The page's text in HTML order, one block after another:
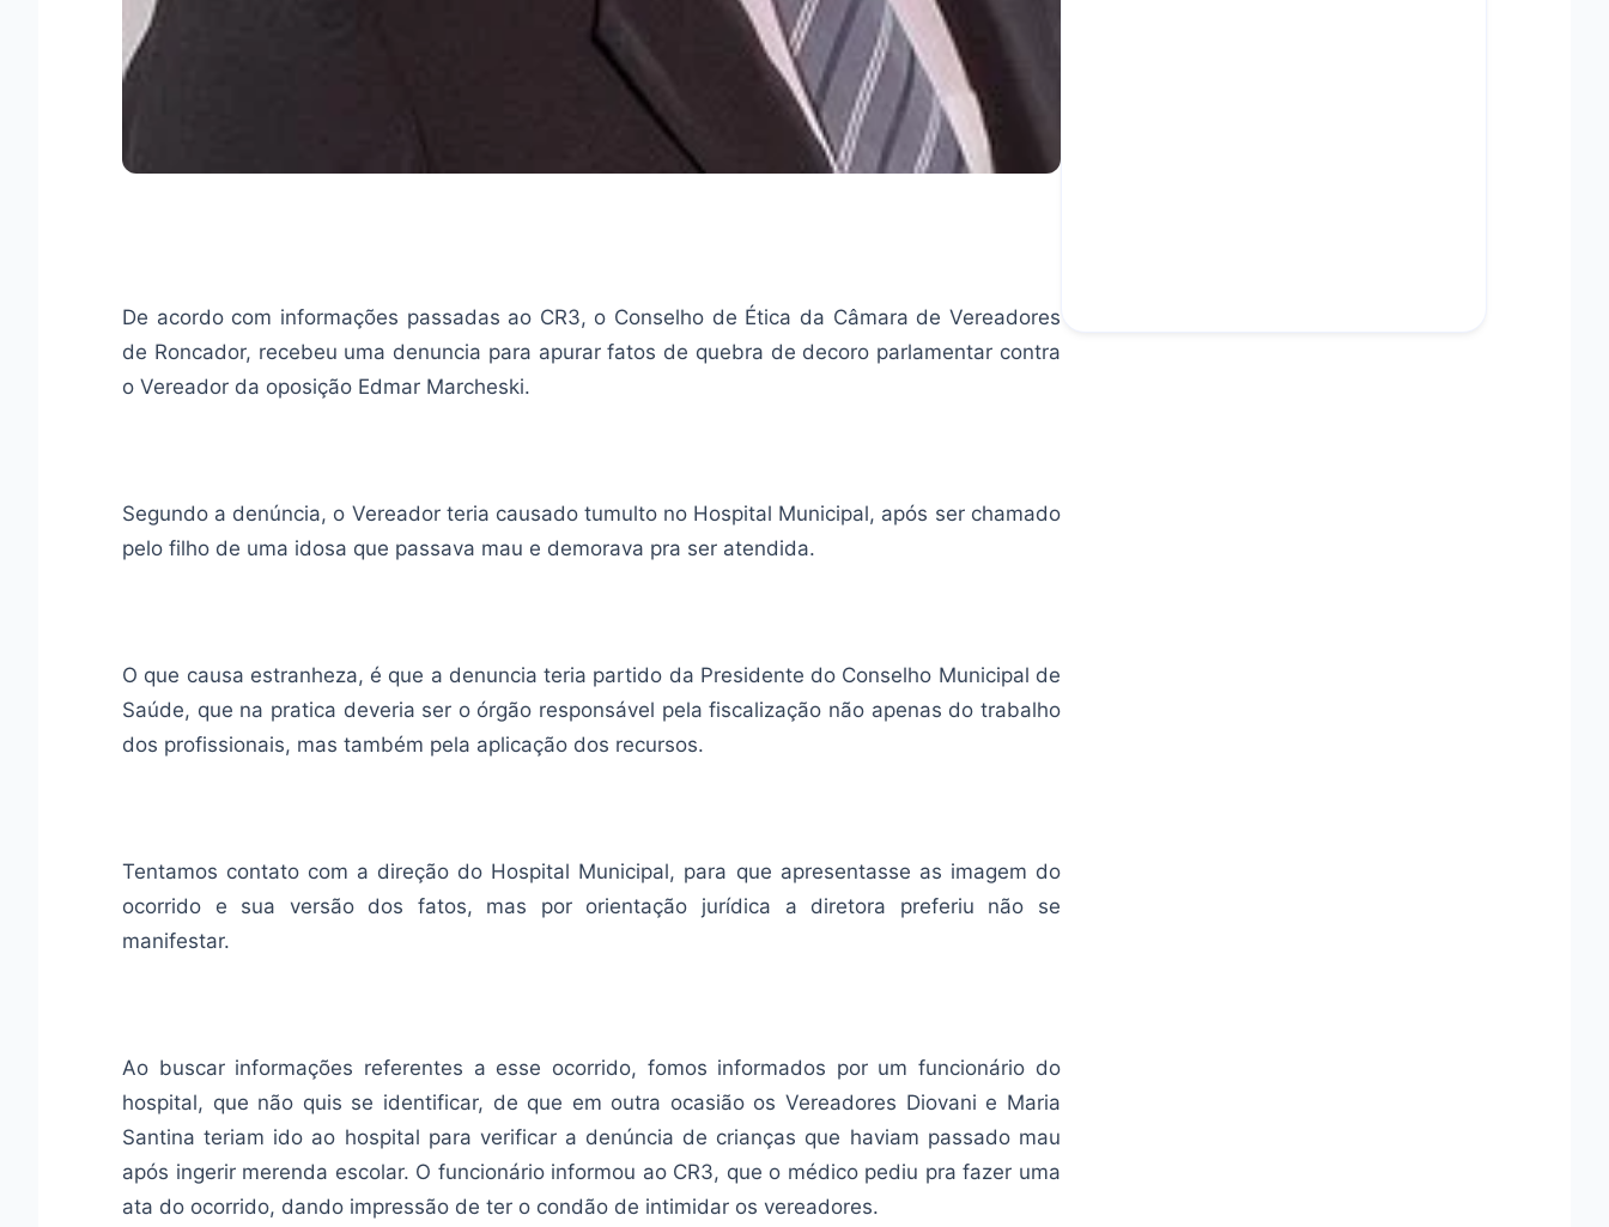
De acordo com informações passadas ao CR3, o Conselho de Ética da Câmara de Vereadores
de Roncador, recebeu uma denuncia para apurar fatos de quebra de decoro parlamentar contra
o Vereador da oposição Edmar Marcheski.
Segundo a denúncia, o Vereador teria causado tumulto no Hospital Municipal, após ser chamado
pelo filho de uma idosa que passava mau e demorava pra ser atendida.
O que causa estranheza, é que a denuncia teria partido da Presidente do Conselho Municipal de
Saúde, que na pratica deveria ser o órgão responsável pela fiscalização não apenas do trabalho
dos profissionais, mas também pela aplicação dos recursos.
Tentamos contato com a direção do Hospital Municipal, para que apresentasse as imagem do
ocorrido e sua versão dos fatos, mas por orientação jurídica a diretora preferiu não se
manifestar.
Ao buscar informações referentes a esse ocorrido, fomos informados por um funcionário do
hospital, que não quis se identificar, de que em outra ocasião os Vereadores Diovani e Maria
Santina teriam ido ao hospital para verificar a denúncia de crianças que haviam passado mau
após ingerir merenda escolar. O funcionário informou ao CR3, que o médico pediu pra fazer uma
ata do ocorrido, dando impressão de ter o condão de intimidar os vereadores.